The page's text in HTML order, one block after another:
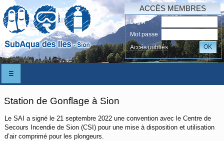
ACCÈS MEMBRES
Login
Mot passe
Accés oubliés
OK
☰
Station de Gonflage à Sion
Le SAI a signé le 21 septembre 2022 une convention avec le Centre de
Secours Incendie de Sion (CSI) pour une mise à disposition et utilisation
d’air comprimé pour les plongeurs.